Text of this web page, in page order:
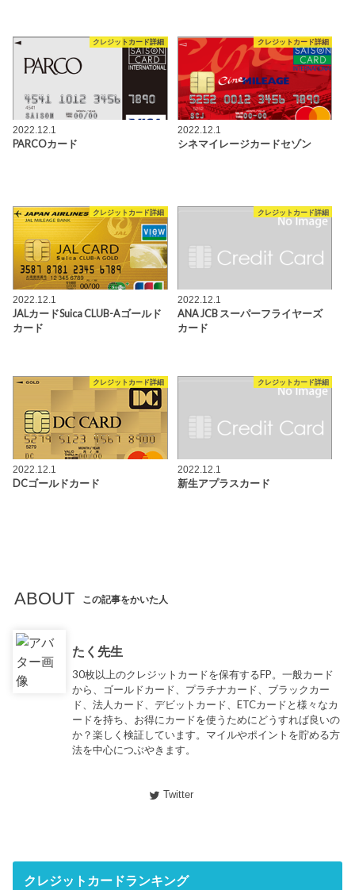
クレジットカード詳細
2022.12.1
PARCOカード
クレジットカード詳細
2022.12.1
シネマイレージカードセゾン
クレジットカード詳細
2022.12.1
JALカードSuica CLUB-Aゴールド
カード
クレジットカード詳細
2022.12.1
ANA JCB スーパーフライヤーズ
カード
クレジットカード詳細
2022.12.1
DCゴールドカード
クレジットカード詳細
2022.12.1
新生アプラスカード
ABOUT この記事をかいた人
たく先生
30枚以上のクレジットカードを保有するFP。一般カード
から、ゴールドカード、プラチナカード、ブラックカー
ド、法人カード、デビットカード、ETCカードと様々なカ
ードを持ち、お得にカードを使うためにどうすれば良いの
か？楽しく検証しています。マイルやポイントを貯める方
法を中心につぶやきます。
Twitter
クレジットカードランキング